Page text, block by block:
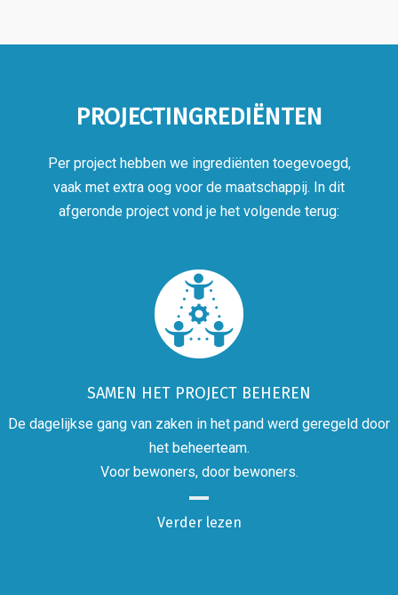
PROJECTINGREDIËNTEN
Per project hebben we ingrediënten toegevoegd,
vaak met extra oog voor de maatschappij. In dit
afgeronde project vond je het volgende terug:
SAMEN HET PROJECT BEHEREN
De dagelijkse gang van zaken in het pand werd geregeld door
het beheerteam.
Voor bewoners, door bewoners.
Verder lezen